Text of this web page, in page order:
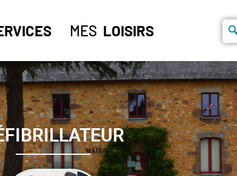
MES LOISIRS